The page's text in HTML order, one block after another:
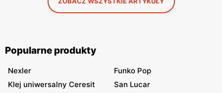
Popularne produkty
Nexler
Funko Pop
Klej uniwersalny Ceresit
San Lucar